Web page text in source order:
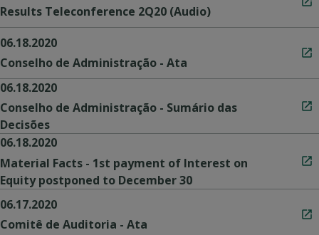
Results Teleconference 2Q20 (Audio)
06.18.2020
Conselho de Administração - Ata
06.18.2020
Conselho de Administração - Sumário das
Decisões
06.18.2020
Material Facts - 1st payment of Interest on
Equity postponed to December 30
06.17.2020
Comitê de Auditoria - Ata